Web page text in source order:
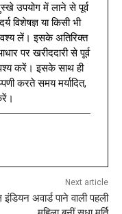
उपयोग में लाने से पूर्व
विशेषज्ञ या किसी भी
लें। इसके अतिरिक्त
पर खरीददारी से पूर्व
करें। इसके साथ ही
करते समय मर्यादित,
Next article
इंडियन अवार्ड पाने वाली पहली